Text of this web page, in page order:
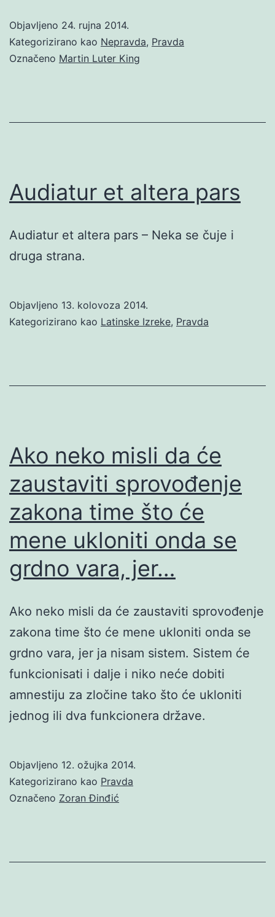
Objavljeno 24. rujna 2014.
Kategorizirano kao Nepravda, Pravda
Označeno Martin Luter King
Audiatur et altera pars
Audiatur et altera pars – Neka se čuje i
druga strana.
Objavljeno 13. kolovoza 2014.
Kategorizirano kao Latinske Izreke, Pravda
Ako neko misli da će
zaustaviti sprovođenje
zakona time što će
mene ukloniti onda se
grdno vara, jer…
Ako neko misli da će zaustaviti sprovođenje
zakona time što će mene ukloniti onda se
grdno vara, jer ja nisam sistem. Sistem će
funkcionisati i dalje i niko neće dobiti
amnestiju za zločine tako što će ukloniti
jednog ili dva funkcionera države.
Objavljeno 12. ožujka 2014.
Kategorizirano kao Pravda
Označeno Zoran Đinđić